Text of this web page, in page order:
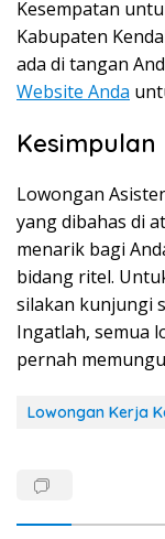
Kesempatan
Kabupaten
ada di tangan
Website Anda
Kesimpulan
Lowongan
yang dibahas di
menarik bagi
bidang ritel.
silakan kunjungi
Ingatlah, semua
pernah
Lowongan Kerja